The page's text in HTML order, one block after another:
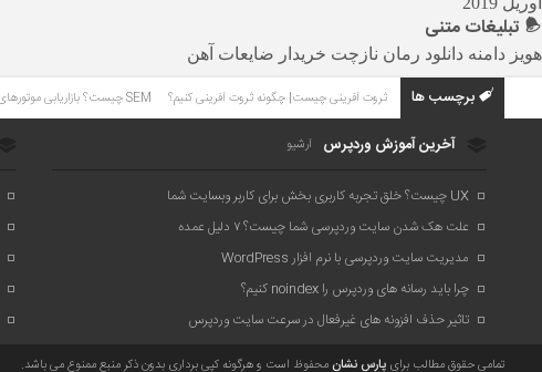
تبلیغاتمتنی
هویز دامنه دانلود رمان نازچت خریدار ضایعات آهن
برچسب ها ثروت آفرینی چیست| چگونه ثروت آفرینی کنیم؟ SEM چیست؟ بازاریابی موتورهای جستجو چیست؟
آخرین آموزش وردپرس آرشیو
UX چیست؟ خلق تجربه کاربری بخش برای کاربر وبسایت شما
علت هک شدن سایت وردپرسی شما چیست؟ ۷ دلیل عمده
مدیریت سایت وردپرسی با نرم افزار WordPress
چرا باید رسانه های وردپرس را noindex کنیم؟
تاثیر حذف افزونه های غیرفعال در سرعت سایت وردپرس
تمامی حقوق مطالب برای پارس نشانمحفوظ است و هرگونه کپی برداری بدون ذکر منبع ممنوع می باشد.